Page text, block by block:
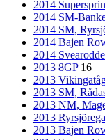
2014
2014 SM-
2014 SM,
2014 Bajen
2014
2013 8GP 16
2013
2013 SM,
2013 NM,
2013
2013 Bajen